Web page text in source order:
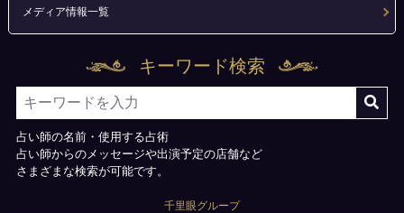
メディア情報一覧
キーワード検索
占い師の名前・使用する占術
占い師からのメッセージや出演予定の店舗など
さまざまな検索が可能です。
千里眼グループ